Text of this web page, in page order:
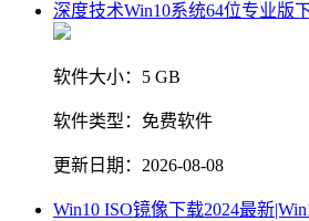
深度技术Win10系统64位专业版
软件大小： 5 GB
软件类型： 免费软件
更新日期： 2026-08-08
Win10 ISO镜像下载2024最新